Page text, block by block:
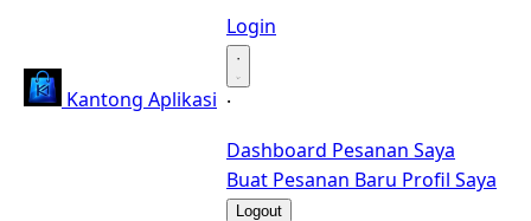
Kantong Aplikasi
Login
·
·
Dashboard Pesanan Saya
Buat Pesanan Baru Profil Saya
Logout